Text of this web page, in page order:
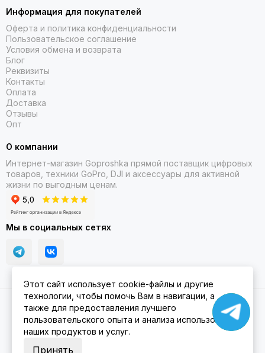
Информация для покупателей
Оферта и политика конфиденциальности
Пользовательское соглашение
Условия обмена и возврата
Блог
Реквизиты
Контакты
Оплата
Доставка
Отзывы
Опт
О компании
Интернет-магазин Goproshka прямой поставщик цифровых
товаров, техники GoPro, DJI и аксессуары для активной
жизни по выгодным ценам.
Мы в социальных сетях
2026 © Goproshka.ru.Карта сайта
Этот сайт использует cookie-файлы и другие
технологии, чтобы помочь Вам в навигации, а
также для предоставления лучшего
пользовательского опыта и анализа использования
наших продуктов и услуг.
Принять